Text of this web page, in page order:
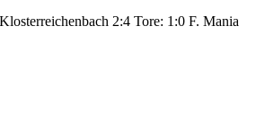
2:4 Tore: 1:0 F. Mania